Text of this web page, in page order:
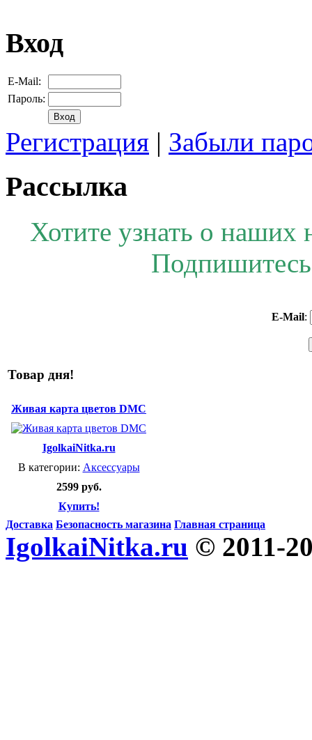
Вход
E-Mail:
Пароль:
Регистрация | Забыли
Рассылка
Хотите узнать о наших
E-Mail:
Товар дня!
Живая карта цветов DMC
IgolkaiNitka.ru
В категории: Аксессуары
2599 руб.
Купить!
Доставка Безопасность магазина Главная страница
IgolkaiNitka.ru © 2011-